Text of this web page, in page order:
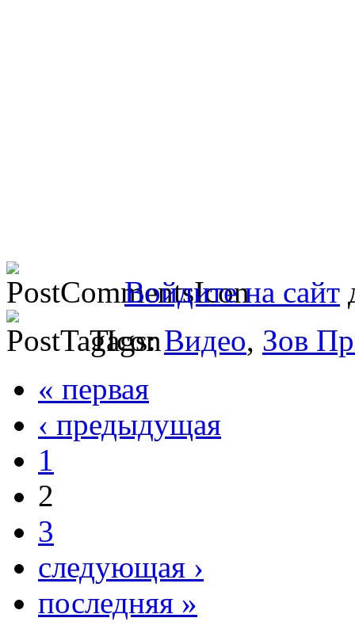
Войдите на сайт
Tags:Видео, Зов
« первая
‹ предыдущая
1
2
3
следующая ›
последняя »